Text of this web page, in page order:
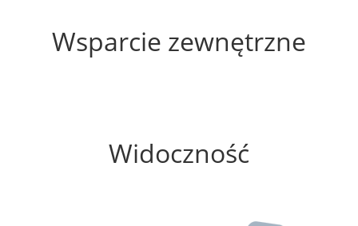
Wsparcie zewnętrzne
Widoczność